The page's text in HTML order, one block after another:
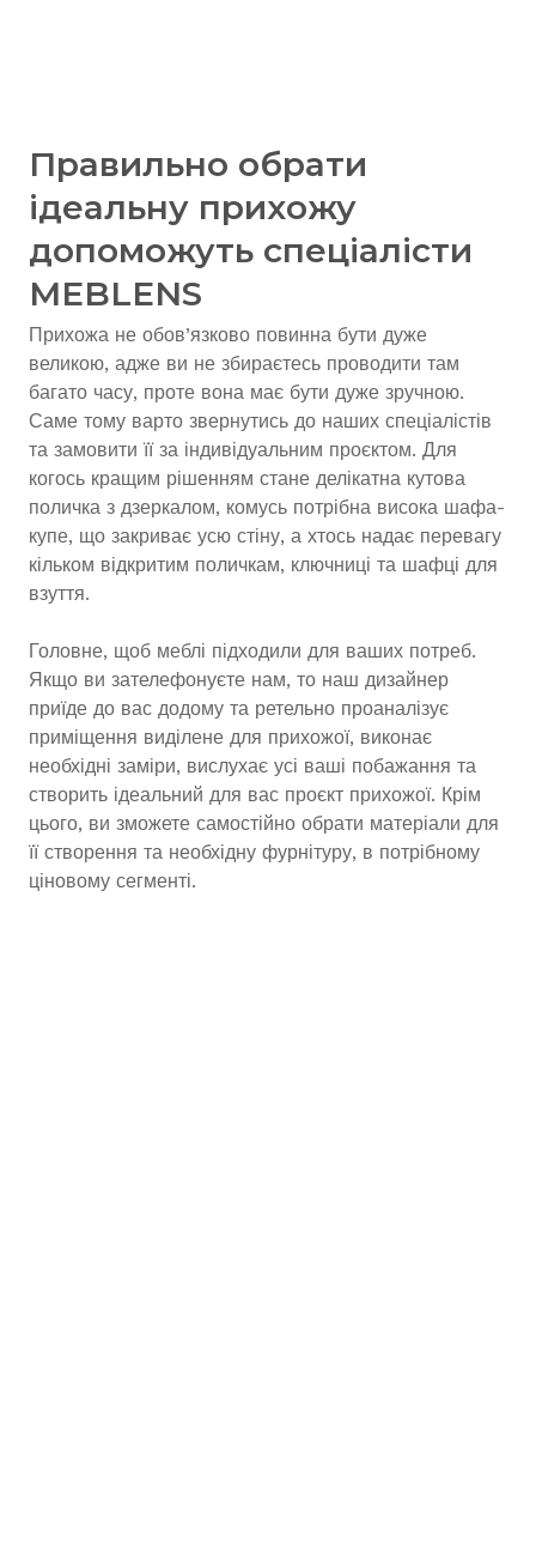
Правильно обрати
ідеальну прихожу
допоможуть спеціалісти
MEBLENS
Прихожа не обов’язково повинна бути дуже
великою, адже ви не збираєтесь проводити там
багато часу, проте вона має бути дуже зручною.
Саме тому варто звернутись до наших спеціалістів
та замовити її за індивідуальним проєктом. Для
когось кращим рішенням стане делікатна кутова
поличка з дзеркалом, комусь потрібна висока шафа-
купе, що закриває усю стіну, а хтось надає перевагу
кільком відкритим поличкам, ключниці та шафці для
взуття.
Головне, щоб меблі підходили для ваших потреб.
Якщо ви зателефонуєте нам, то наш дизайнер
приїде до вас додому та ретельно проаналізує
приміщення виділене для прихожої, виконає
необхідні заміри, вислухає усі ваші побажання та
створить ідеальний для вас проєкт прихожої. Крім
цього, ви зможете самостійно обрати матеріали для
її створення та необхідну фурнітуру, в потрібному
ціновому сегменті.